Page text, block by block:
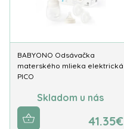
BABYONO Odsávačka
materského mlieka elektrická
PICO
Skladom u nás
41.35€